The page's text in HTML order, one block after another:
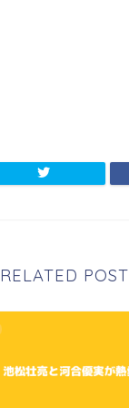
RELATED POST